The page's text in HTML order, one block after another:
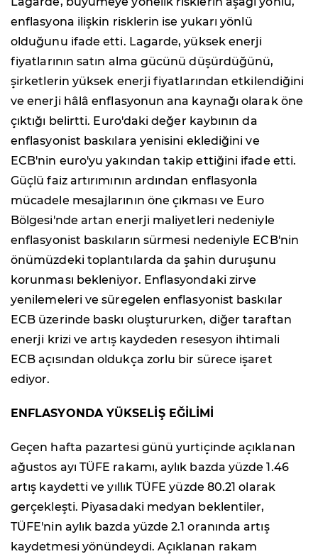
enflasyona ilişkin risklerin ise yukarı yönlü
olduğunu ifade etti. Lagarde, yüksek enerji
fiyatlarının satın alma gücünü düşürdüğünü,
şirketlerin yüksek enerji fiyatlarından etkilendiğini
ve enerji hâlâ enflasyonun ana kaynağı olarak öne
çıktığı belirtti. Euro'daki değer kaybının da
enflasyonist baskılara yenisini eklediğini ve
ECB'nin euro'yu yakından takip ettiğini ifade etti.
Güçlü faiz artırımının ardından enflasyonla
mücadele mesajlarının öne çıkması ve Euro
Bölgesi'nde artan enerji maliyetleri nedeniyle
enflasyonist baskıların sürmesi nedeniyle ECB'nin
önümüzdeki toplantılarda da şahin duruşunu
korunması bekleniyor. Enflasyondaki zirve
yenilemeleri ve süregelen enflasyonist baskılar
ECB üzerinde baskı oluştururken, diğer taraftan
enerji krizi ve artış kaydeden resesyon ihtimali
ECB açısından oldukça zorlu bir sürece işaret
ediyor.
ENFLASYONDA YÜKSELİŞ EĞİLİMİ
Geçen hafta pazartesi günü yurtiçinde açıklanan
ağustos ayı TÜFE rakamı, aylık bazda yüzde 1.46
artış kaydetti ve yıllık TÜFE yüzde 80.21 olarak
gerçekleşti. Piyasadaki medyan beklentiler,
TÜFE'nin aylık bazda yüzde 2.1 oranında artış
kaydetmesi yönündeydi. Açıklanan rakam